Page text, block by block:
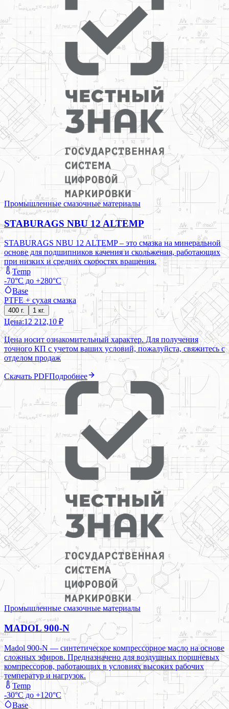
Промышленные смазочные материалы
STABURAGS NBU 12 ALTEMP
STABURAGS NBU 12 ALTEMP – это смазка на минеральной
основе для подшипников качения и скольжения, работающих
при низких и средних скоростях вращения.
Temp
-70°C до +280°C
Base
PTFE + сухая смазка
400 г. 1 кг.
Цена:12 212,10 ₽
Цена носит ознакомительный характер. Для получения
точного КП с учетом ваших условий, пожалуйста, свяжитесь с
отделом продаж
Скачать PDFПодробнее
Промышленные смазочные материалы
MADOL 900-N
Madol 900-N — синтетическое компрессорное масло на основе
сложных эфиров. Предназначено для воздушных поршневых
компрессоров, работающих в условиях высоких рабочих
температур и нагрузок.
Temp
-30°C до +120°C
Base